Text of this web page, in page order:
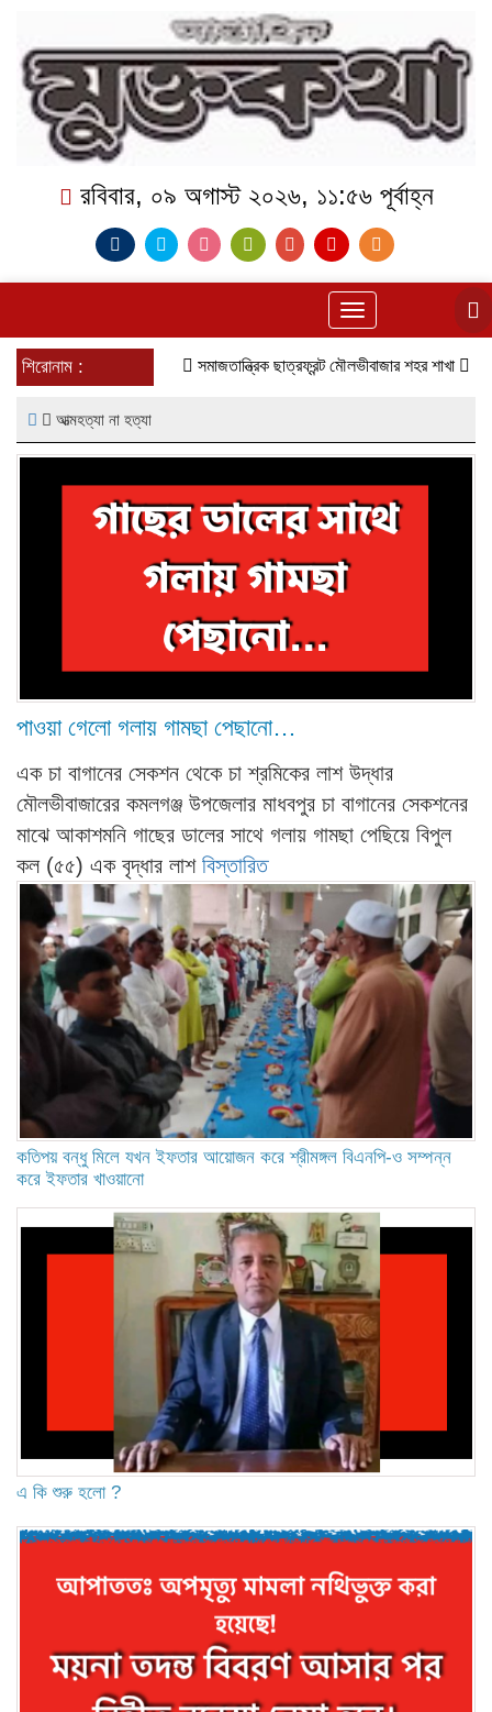
রবিবার, ০৯ অগাস্ট ২০২৬, ১১:৫৬ পূর্বাহ্ন
Toggle
শিরোনাম : সমাজতান্ত্রিক ছাত্রফ্রন্ট মৌলভীবাজার শহর শাখা কেমন
আত্মহত্যা না হত্যা
পাওয়া গেলো গলায় গামছা পেছানো…
এক চা বাগানের সেকশন থেকে চা শ্রমিকের লাশ উদ্ধার
মৌলভীবাজারের কমলগঞ্জ উপজেলার মাধবপুর চা বাগানের সেকশনের
মাঝে আকাশমনি গাছের ডালের সাথে গলায় গামছা পেছিয়ে বিপুল
কল (৫৫) এক বৃদ্ধার লাশ বিস্তারিত
কতিপয় বন্ধু মিলে যখন ইফতার আয়োজন করে শ্রীমঙ্গল বিএনপি-ও সম্পন্ন
করে ইফতার খাওয়ানো
এ কি শুরু হলো ?